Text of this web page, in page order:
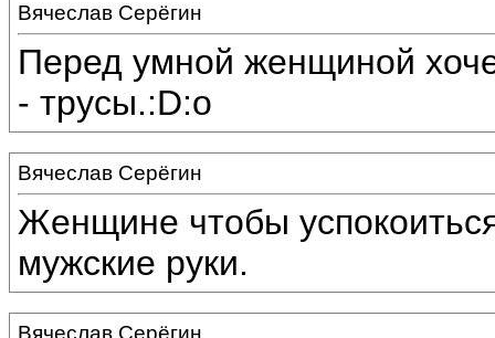
Вячеслав Серёгин
Перед умной женщиной
- трусы.:D:o
Вячеслав Серёгин
Женщине чтобы
мужские руки.
Вячеслав Серёгин